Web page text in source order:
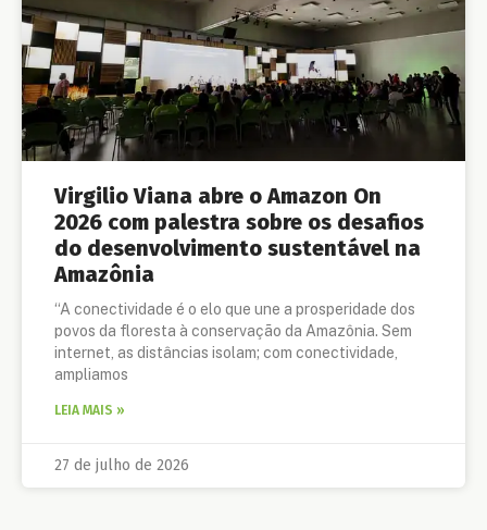
Virgilio Viana abre o Amazon On
2026 com palestra sobre os desafios
do desenvolvimento sustentável na
Amazônia
“A conectividade é o elo que une a prosperidade dos
povos da floresta à conservação da Amazônia. Sem
internet, as distâncias isolam; com conectividade,
ampliamos
LEIA MAIS »
27 de julho de 2026